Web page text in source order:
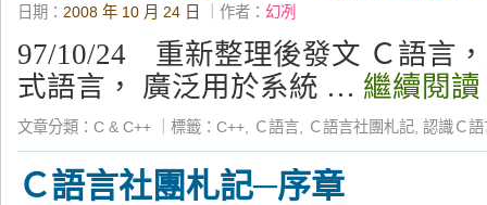
日期： 2008 年 10 月 24 日 ｜作者： 幻冽
97/10/24 重新整理後發文 Ｃ語言
式語言， 廣泛用於系統 … 繼續閱讀
文章分類： C & C++ 標籤： C++ Ｃ語言 Ｃ語言社團札記 認識Ｃ語
Ｃ語言社團札記─序章